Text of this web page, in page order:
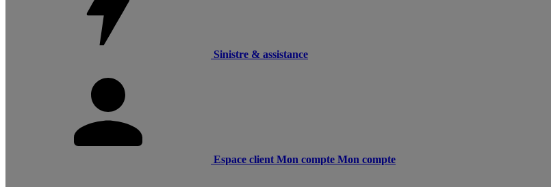
Sinistre & assistance
Espace client Mon compte Mon compte